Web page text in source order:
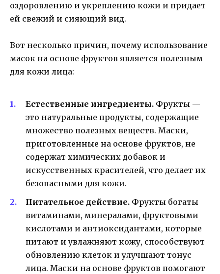
оздоровлению и укреплению кожи и придает
ей свежий и сияющий вид.
Вот несколько причин, почему использование
масок на основе фруктов является полезным
для кожи лица:
Естественные ингредиенты. Фрукты —
это натуральные продукты, содержащие
множество полезных веществ. Маски,
приготовленные на основе фруктов, не
содержат химических добавок и
искусственных красителей, что делает их
безопасными для кожи.
Питательное действие. Фрукты богаты
витаминами, минералами, фруктовыми
кислотами и антиоксидантами, которые
питают и увлажняют кожу, способствуют
обновлению клеток и улучшают тонус
лица. Маски на основе фруктов помогают